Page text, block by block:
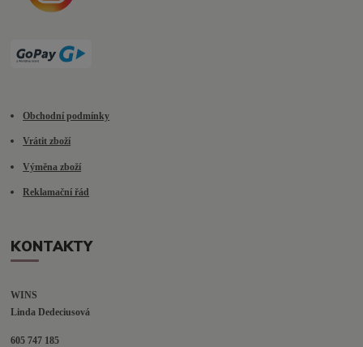
Obchodní podmínky
Vrátit zboží
Výměna zboží
Reklamační řád
KONTAKTY
WINS
Linda Dedeciusová
605 747 185